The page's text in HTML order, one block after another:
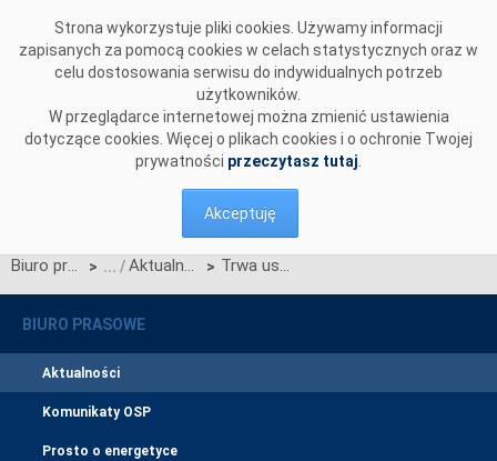
Strona wykorzystuje pliki cookies. Używamy informacji
zapisanych za pomocą cookies w celach statystycznych oraz w
celu dostosowania serwisu do indywidualnych potrzeb
użytkowników.
W przeglądarce internetowej można zmienić ustawienia
dotyczące cookies. Więcej o plikach cookies i o ochronie Twojej
prywatności przeczytasz tutaj
Akceptuję
Biuro prasowe > Aktualności > Trwa usuwanie skutków wichur
BIURO PRASOWE
Aktualności
Komunikaty OSP
Prosto o energetyce